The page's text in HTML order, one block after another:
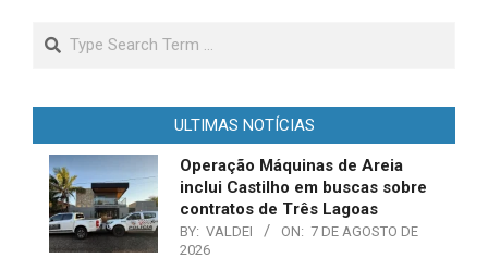
Search
ULTIMAS NOTÍCIAS
Operação Máquinas de Areia
inclui Castilho em buscas sobre
contratos de Três Lagoas
BY: VALDEI ON: 7 DE AGOSTO DE
2026